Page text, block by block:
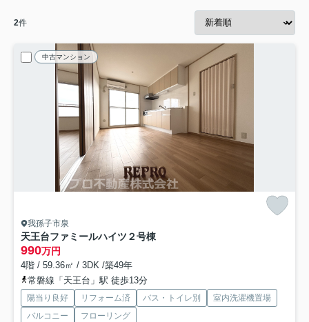
2件
中古マンション
我孫子市泉
天王台ファミールハイツ２号棟
990万円
4階 / 59.36㎡ / 3DK /築49年
常磐線「天王台」駅 徒歩13分
陽当り良好 リフォーム済 バス・トイレ別
室内洗濯機置場
バルコニー
フローリング